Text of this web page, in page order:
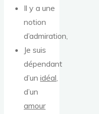
Il y a une
notion
d’admiration,
Je suis
dépendant
d’un idéal,
d’un
amour